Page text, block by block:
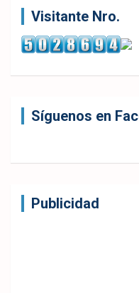
Visitante Nro.
Síguenos en
Publicidad